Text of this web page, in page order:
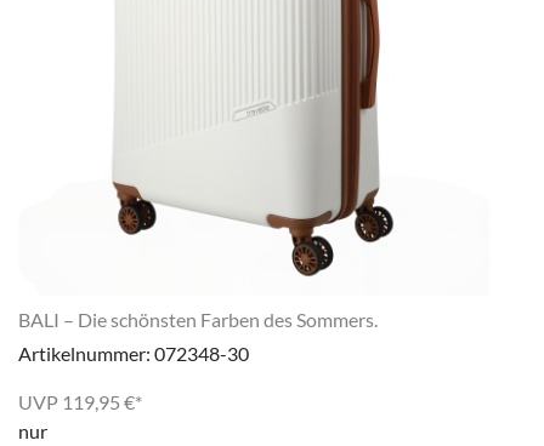
BALI – Die schönsten Farben des Sommers.
Artikelnummer: 072348-30
UVP 119,95 €*
nur